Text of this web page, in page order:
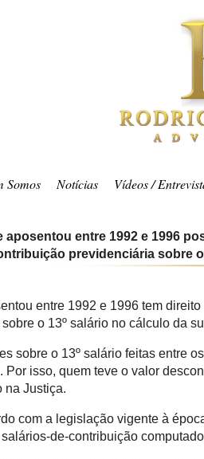
Somos Notícias Vídeos /
aposentou entre 1992 e 1996
previdenciária sobre
entre 1992 e 1996 tem
o 13º salário no cálculo da
sobre o 13º salário feitas entre
Por isso, quem teve o valor
na Justiça.
com a legislação vigente à
de-contribuição